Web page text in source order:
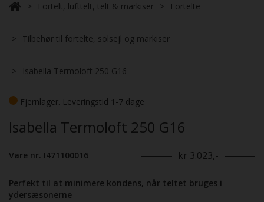
Fortelt, lufttelt, telt & markiser Fortelte
Tilbehør til fortelte, solsejl og markiser
Isabella Termoloft 250 G16
Fjernlager. Leveringstid 1-7 dage
Isabella Termoloft 250 G16
Vare nr. I471100016 kr 3.023,-
Perfekt til at minimere kondens, når teltet bruges i
ydersæsonerne